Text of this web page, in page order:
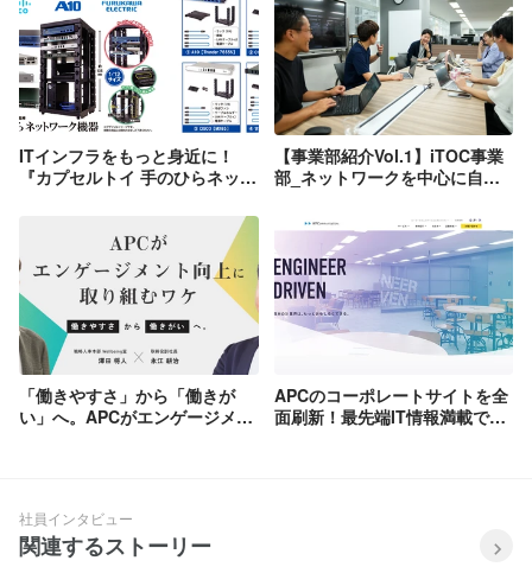
ITインフラをもっと身近に！
『カプセルトイ 手のひらネット
【事業部紹介Vol.1】iTOC事業
部_ネットワークを中心に自動
幅広い技術領域に挑戦出来ま
「働きやすさ」から「働きが
い」へ。APCがエンゲージメン
APCのコーポレートサイトを全
面刷新！最先端IT情報満載でDX
社員インタビュー
関連するストーリー